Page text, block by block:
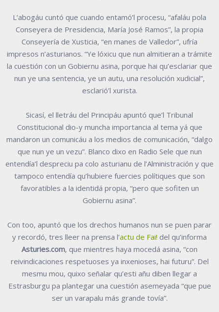
L’abogáu cuntó que cuando entamó’l procesu, “afaláu pola
Conseyera de Presidencia, María José Ramos”, la propia
Conseyería de Xusticia, “en manes de Valledor”, ufría
impresos n’asturianos. “Ye lóxicu que nun almitieran a trámite
la cuestión con un Gobiernu asina, porque hai qu’esclariar que
nun ye una sentencia, ye un autu, una resolución xudicial”,
esclarió’l xurista.
Sicasí, el lletráu del Principáu apuntó que’l Tribunal
Constitucional dio-y muncha importancia al tema yá que
mandaron un comunicáu a los medios de comunicación, “dalgo
que nun ye un vezu”. Blanco dixo en Radio Sele que nun
entendía’l despreciu pa colo asturianu de l’Alministración y que
tampoco entendía qu’hubiere fuercies polítiques que son
favoratibles a la identidá propia, “pero que sofiten un
Gobiernu asina”.
Con too, apuntó que los drechos humanos nun se puen parar
y recordó, tres lleer na prensa l’actu de Fai! del qu’informa
Asturies.com, que mientres haya mocedá asina, “con
reivindicaciones respetuoses ya inxenioses, hai futuru”. Del
mesmu mou, quixo señalar qu’esti añu diben llegar a
Estrasburgu pa plantegar una cuestión asemeyada “que pue
ser un varapalu más grande tovía”.